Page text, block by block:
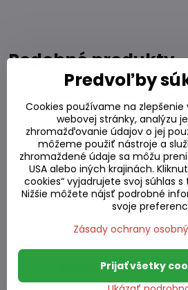
Podobné produkty
Skladom
1,50 €
Rezance priesvitné 1 kg
6,55 €
Rezance jemné 400g
Skladom
Predvoľby
Cookies používame na
webovej stránky, analýzu
zhromažďovanie údajov o jej
môžeme použiť nástroje a
zhromaždené údaje sa môžu
USA alebo iných krajinách.
cookies“ vyjadrujete svoj súhlas
Nižšie môžete nájsť podrobné
svoje
Zásady ochrany
Prijať všetky